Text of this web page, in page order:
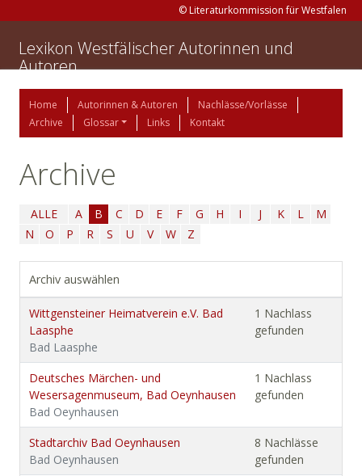
© Literaturkommission für Westfalen
Lexikon Westfälischer Autorinnen und
Autoren
Home Autorinnen & Autoren
Nachlässe/Vorlässe
Archive
Glossar Links Kontakt
Archive
ALLE A B C D E F G H I J K L
M
N
O P R S U V W Z
Archiv auswählen
Wittgensteiner Heimatverein e.V. Bad
Laasphe
Bad Laasphe
1 Nachlass
gefunden
Deutsches Märchen- und
Wesersagenmuseum, Bad Oeynhausen
Bad Oeynhausen
1 Nachlass
gefunden
Stadtarchiv Bad Oeynhausen
Bad Oeynhausen
8 Nachlässe
gefunden